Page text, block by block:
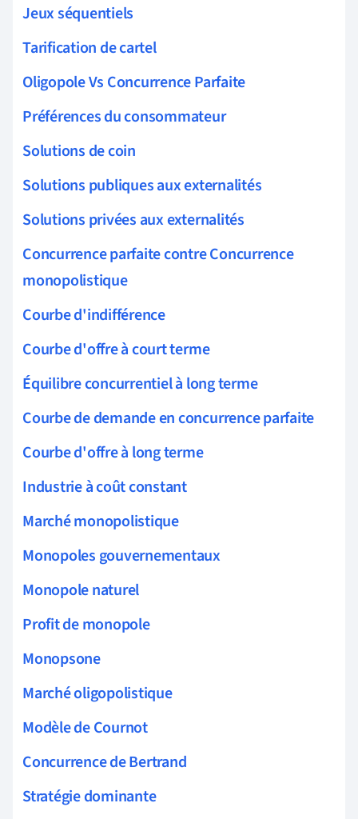
Jeux séquentiels
Tarification de cartel
Oligopole Vs Concurrence Parfaite
Préférences du consommateur
Solutions de coin
Solutions publiques aux externalités
Solutions privées aux externalités
Concurrence parfaite contre Concurrence
monopolistique
Courbe d'indifférence
Courbe d'offre à court terme
Équilibre concurrentiel à long terme
Courbe de demande en concurrence parfaite
Courbe d'offre à long terme
Industrie à coût constant
Marché monopolistique
Monopoles gouvernementaux
Monopole naturel
Profit de monopole
Monopsone
Marché oligopolistique
Modèle de Cournot
Concurrence de Bertrand
Stratégie dominante